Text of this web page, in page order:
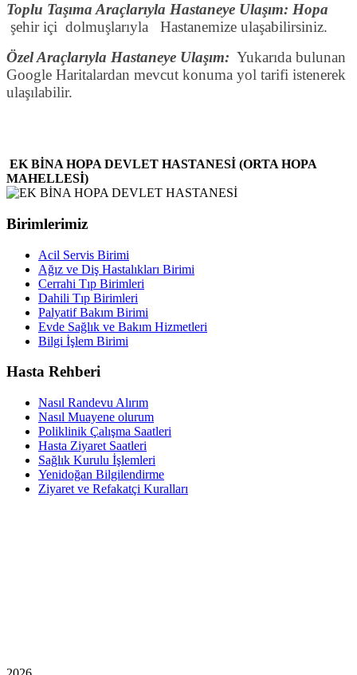
Toplu Taşıma Araçlarıyla Hastaneye Ulaşım: Hopa
şehir içi dolmuşlarıyla Hastanemize ulaşabilirsiniz.
Özel Araçlarıyla Hastaneye Ulaşım: Yukarıda bulunan
Google Haritalardan mevcut konuma yol tarifi istenerek
ulaşılabilir.
EK BİNA HOPA DEVLET HASTANESİ (ORTA HOPA
MAHELLESİ)
Birimlerimiz
Acil Servis Birimi
Ağız ve Diş Hastalıkları Birimi
Cerrahi Tıp Birimleri
Dahili Tıp Birimleri
Palyatif Bakım Birimi
Evde Sağlık ve Bakım Hizmetleri
Bilgi İşlem Birimi
Hasta Rehberi
Nasıl Randevu Alırım
Nasıl Muayene olurum
Poliklinik Çalışma Saatleri
Hasta Ziyaret Saatleri
Sağlık Kurulu İşlemleri
Yenidoğan Bilgilendirme
Ziyaret ve Refakatçi Kuralları